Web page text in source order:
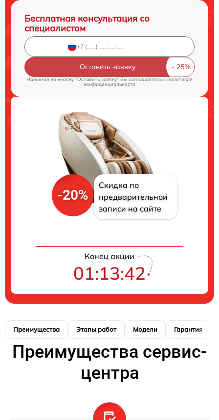
Бесплатная консультация со
специалистом
Оставить заявку
Нажимая на кнопку "Оставить заявку" Вы соглашаетесь cполитикой
конфиденциальности
-20%
Скидка по
предварительной
записи на сайте
Конец акции
01:13:41
Преимущества Этапы работ Модели Гарантия
Преимущества сервис-
центра